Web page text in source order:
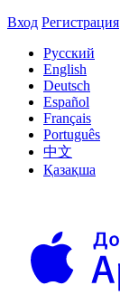
Вход Регистрация
Русский
English
Deutsch
Español
Français
Português
中文
Қазақша